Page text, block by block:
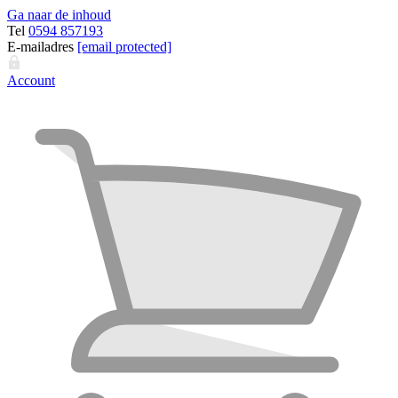
Ga naar de inhoud
Tel 0594 857193
E-mailadres [email protected]
Account